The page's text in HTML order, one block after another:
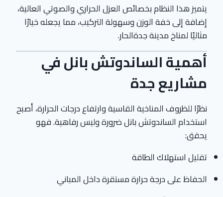
يتميز هذا النظام بخصائص العزل الحراري والصوتي العالية،
إضافة إلى خفة الوزن وسهولة التركيب، مما يجعله خيارًا
مثاليًا لمناخ مدينة جدةالحار.
أهمية الساندوتش بانل في
مشاريع جدة
نظرًا للظروف المناخية القاسية وارتفاع درجات الحرارة، أصبح
استخدام الساندوتش بانل ضرورة وليس رفاهية. فهو
يحقق:
تقليل استهلاك الطاقة
الحفاظ على درجة حرارة مستقرة داخل المباني